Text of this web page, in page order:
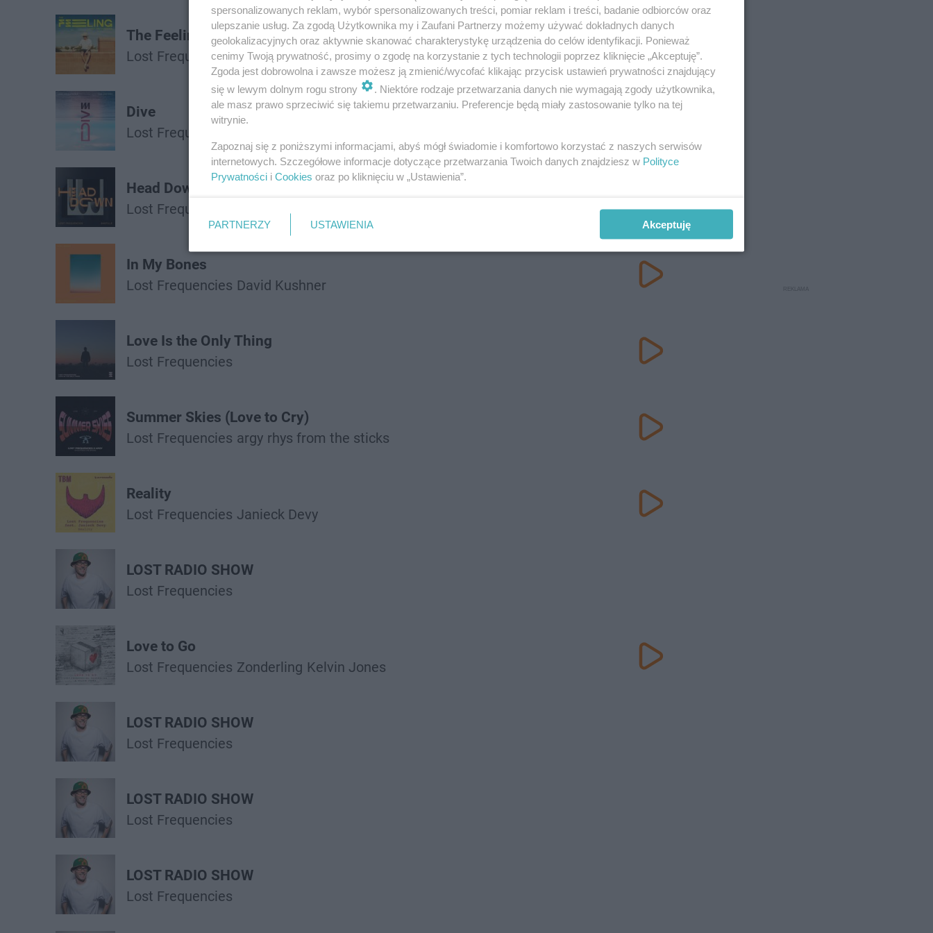
The Feeling
Lost Frequencies
Dive
Lost Frequencies
Head Down
Lost Frequencies
In My Bones
Lost Frequencies David Kushner
Love Is the Only Thing
Lost Frequencies
Summer Skies (Love to Cry)
Lost Frequencies argy rhys from the sticks
Reality
Lost Frequencies Janieck Devy
LOST RADIO SHOW
Lost Frequencies
Love to Go
Lost Frequencies Zonderling Kelvin Jones
LOST RADIO SHOW
Lost Frequencies
LOST RADIO SHOW
Lost Frequencies
LOST RADIO SHOW
Lost Frequencies
spersonalizowanych reklam, wybór spersonalizowanych treści, pomiar reklam i treści, badanie odbiorców oraz
ulepszanie usług. Za zgodą Użytkownika my i Zaufani Partnerzy możemy używać dokładnych danych
geolokalizacyjnych oraz aktywnie skanować charakterystykę urządzenia do celów identyfikacji. Ponieważ
cenimy Twoją prywatność, prosimy o zgodę na korzystanie z tych technologii poprzez kliknięcie „Akceptuję”.
Zgoda jest dobrowolna i zawsze możesz ją zmienić/wycofać klikając przycisk ustawień prywatności znajdujący
się w lewym dolnym rogu strony
. Niektóre rodzaje przetwarzania danych nie wymagają zgody użytkownika,
ale masz prawo sprzeciwić się takiemu przetwarzaniu. Preferencje będą miały zastosowanie tylko na tej
witrynie.
Zapoznaj się z poniższymi informacjami, abyś mógł świadomie i komfortowo korzystać z naszych serwisów
internetowych. Szczegółowe informacje dotyczące przetwarzania Twoich danych znajdziesz w Polityce
Prywatności i Cookies oraz po kliknięciu w „Ustawienia”.
PARTNERZY USTAWIENIA Akceptuję